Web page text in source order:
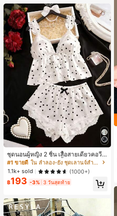
ชุดนอนผู้หญิง 2 ชิ้น เสื้อสายเดี่ยวคอวีลู
กไม้ พร้อมกางเกงขาสั้นแต่งลูกไม้ แต่ง
โบว์ที่เอว ชุดลำลองผู้หญิงนุ่มสบายน่ารั
ก สไตล์เอสเธติก
#1 ขายดี
ใน ลำลอง-ยัง ชุดเลานจ์สำหรับผู้หญิง
1.1k+ sold
(1000+)
฿193 -3% 3 วันสุดท้าย